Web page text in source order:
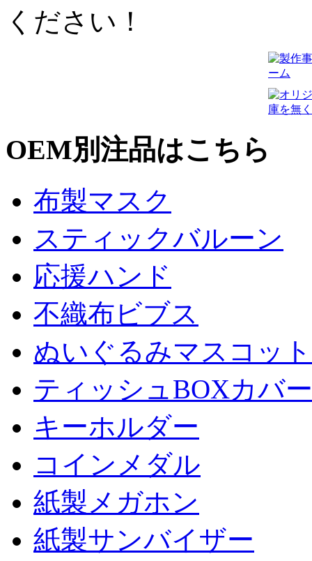
ください！
OEM別注品はこちら
布製マスク
スティックバルーン
応援ハンド
不織布ビブス
ぬいぐるみマスコット
ティッシュBOXカバー
キーホルダー
コインメダル
紙製メガホン
紙製サンバイザー